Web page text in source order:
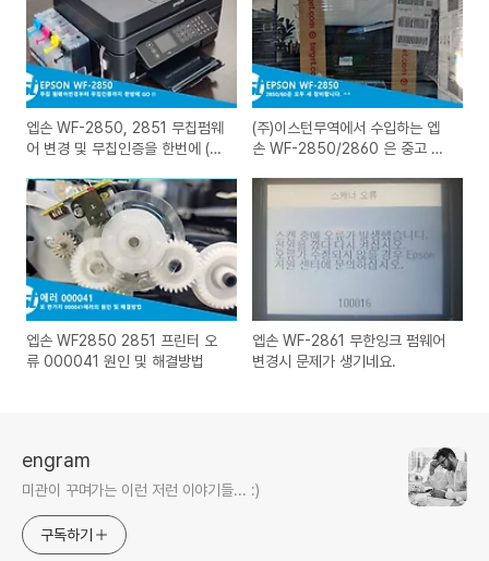
엡손 WF-2850, 2851 무칩펌웨
어 변경 및 무칩인증을 한번에 (재
(주)이스턴무역에서 수입하는 엡
손 WF-2850/2860 은 중고 장
엡손 WF2850 2851 프린터 오
류 000041 원인 및 해결방법
엡손 WF-2861 무한잉크 펌웨어
변경시 문제가 생기네요.
engram
미관이 꾸며가는 이런 저런 이야기들... :)
구독하기